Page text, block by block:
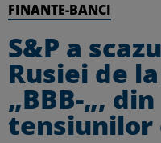
FINANTE-BANCI
S&P a
Rusiei de
„BBB-„,
tensiunilor